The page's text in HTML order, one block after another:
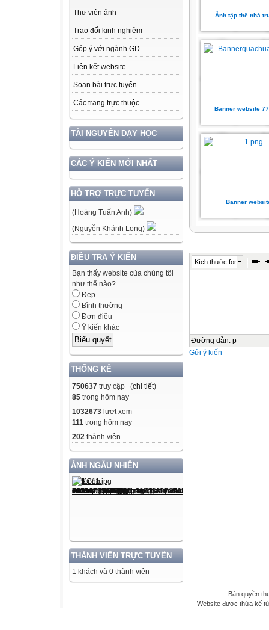
Thư viện ảnh
Trao đổi kinh nghiệm
Góp ý với ngành GD
Liên kết website
Soạn bài trực tuyến
Các trang trực thuộc
TÀI NGUYÊN DẠY HỌC
CÁC Ý KIẾN MỚI NHẤT
HỖ TRỢ TRỰC TUYẾN
(Hoàng Tuấn Anh)
(Nguyễn Khánh Long)
ĐIỀU TRA Ý KIẾN
Bạn thấy website của chúng tôi
như thế nào?
Đẹp
Bình thường
Đơn điệu
Ý kiến khác
THỐNG KÊ
750637 truy cập (chi tiết)
85 trong hôm nay
1032673 lượt xem
111 trong hôm nay
202 thành viên
ẢNH NGẪU NHIÊN
THÀNH VIÊN TRỰC TUYẾN
1 khách và 0 thành viên
Ảnh tập thể nhà
Banner website
Banner
Kích thước font
Đường dẫn: p
Gửi ý kiến
Bản quyền
Website được thừa kế